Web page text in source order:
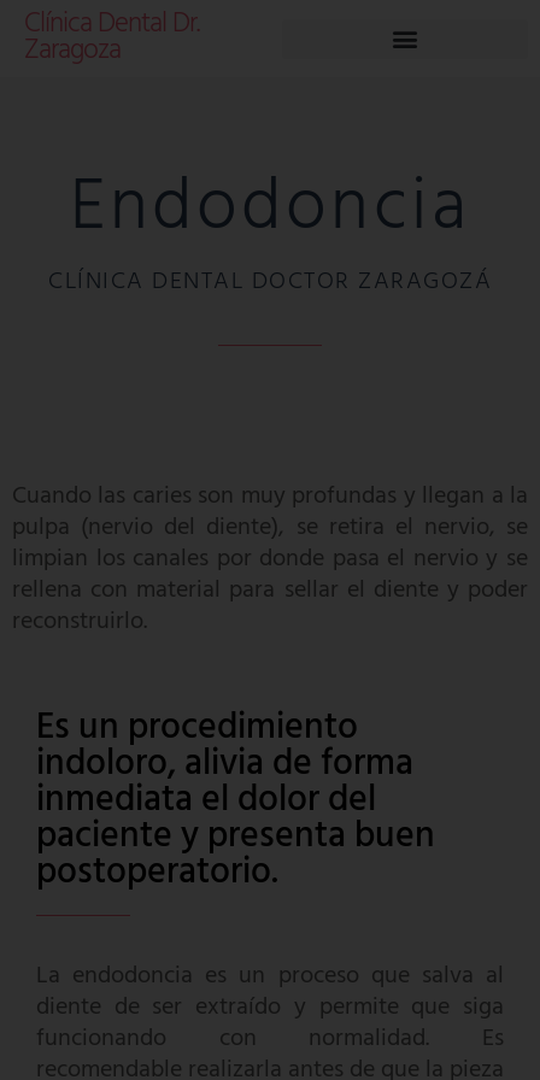
Clínica Dental Dr.
Zaragoza
Endodoncia
CLÍNICA DENTAL DOCTOR ZARAGOZÁ
Cuando las caries son muy profundas y llegan a la
pulpa (nervio del diente), se retira el nervio, se
limpian los canales por donde pasa el nervio y se
rellena con material para sellar el diente y poder
reconstruirlo.
Es un procedimiento
indoloro, alivia de forma
inmediata el dolor del
paciente y presenta buen
postoperatorio.
La endodoncia es un proceso que salva al
diente de ser extraído y permite que siga
funcionando con normalidad. Es
recomendable realizarla antes de que la pieza